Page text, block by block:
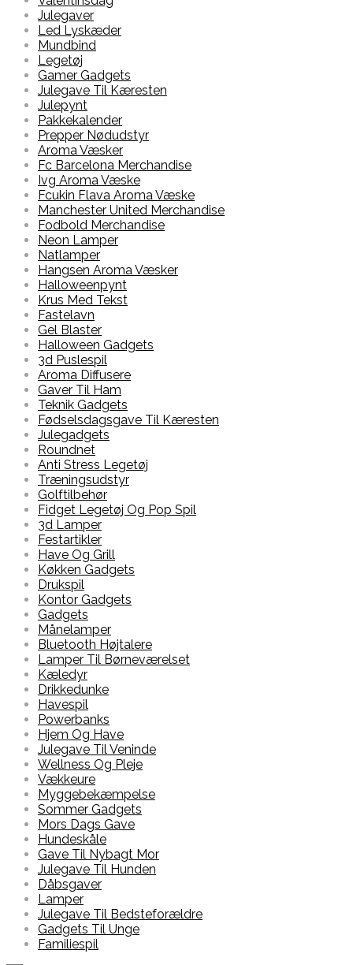
Julegaver
Led Lyskæder
Mundbind
Legetøj
Gamer Gadgets
Julegave Til Kæresten
Julepynt
Pakkekalender
Prepper Nødudstyr
Aroma Væsker
Fc Barcelona Merchandise
Ivg Aroma Væske
Fcukin Flava Aroma Væske
Manchester United Merchandise
Fodbold Merchandise
Neon Lamper
Natlamper
Hangsen Aroma Væsker
Halloweenpynt
Krus Med Tekst
Fastelavn
Gel Blaster
Halloween Gadgets
3d Puslespil
Aroma Diffusere
Gaver Til Ham
Teknik Gadgets
Fødselsdagsgave Til Kæresten
Julegadgets
Roundnet
Anti Stress Legetøj
Træningsudstyr
Golftilbehør
Fidget Legetøj Og Pop Spil
3d Lamper
Festartikler
Have Og Grill
Køkken Gadgets
Drukspil
Kontor Gadgets
Gadgets
Månelamper
Bluetooth Højtalere
Lamper Til Børneværelset
Kæledyr
Drikkedunke
Havespil
Powerbanks
Hjem Og Have
Julegave Til Veninde
Wellness Og Pleje
Vækkeure
Myggebekæmpelse
Sommer Gadgets
Mors Dags Gave
Hundeskåle
Gave Til Nybagt Mor
Julegave Til Hunden
Dåbsgaver
Lamper
Julegave Til Bedsteforældre
Gadgets Til Unge
Familiespil